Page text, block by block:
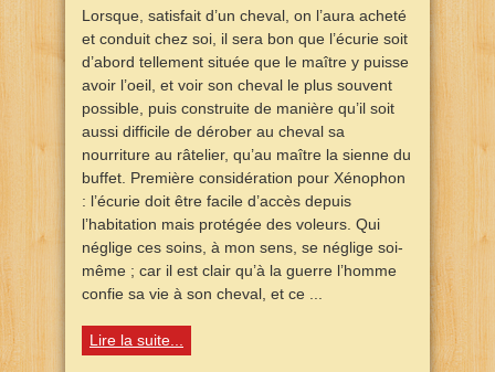
Lorsque, satisfait d’un cheval, on l’aura acheté
et conduit chez soi, il sera bon que l’écurie soit
d’abord tellement située que le maître y puisse
avoir l’oeil, et voir son cheval le plus souvent
possible, puis construite de manière qu’il soit
aussi difficile de dérober au cheval sa
nourriture au râtelier, qu’au maître la sienne du
buffet. Première considération pour Xénophon
: l’écurie doit être facile d’accès depuis
l’habitation mais protégée des voleurs. Qui
néglige ces soins, à mon sens, se néglige soi-
même ; car il est clair qu’à la guerre l’homme
confie sa vie à son cheval, et ce ...
Lire la suite...